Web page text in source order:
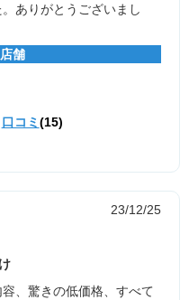
ありがとうございまし
舗
口コミ (15)
23/12/25
、驚きの低価格、すべて